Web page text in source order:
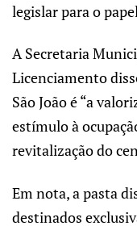
legislar para o
A Secretaria
Licenciamento
São João é “a
estímulo à
revitalização do
Em nota, a pasta
destinados